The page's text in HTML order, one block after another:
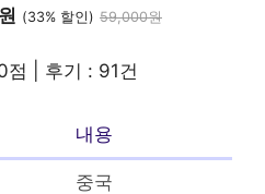
(33% 할인) 59,000원
| 후기 : 91건
내용
중국